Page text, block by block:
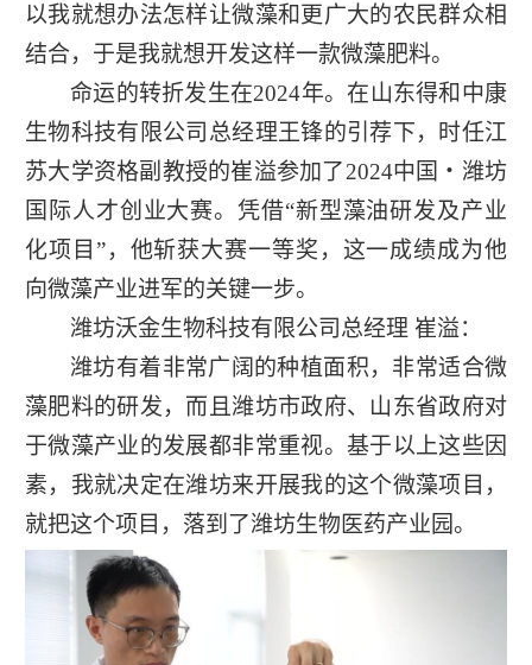
以我就想办法怎样让微藻和更广大的农民群众相
结合，于是我就想开发这样一款微藻肥料。
命运的转折发生在2024年。在山东得和中康
生物科技有限公司总经理王锋的引荐下，时任江
苏大学资格副教授的崔溢参加了2024中国・潍坊
国际人才创业大赛。凭借“新型藻油研发及产业
化项目”，他斩获大赛一等奖，这一成绩成为他
向微藻产业进军的关键一步。
潍坊沃金生物科技有限公司总经理 崔溢：
潍坊有着非常广阔的种植面积，非常适合微
藻肥料的研发，而且潍坊市政府、山东省政府对
于微藻产业的发展都非常重视。基于以上这些因
素，我就决定在潍坊来开展我的这个微藻项目，
就把这个项目，落到了潍坊生物医药产业园。